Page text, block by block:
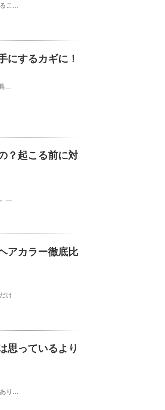
こ...
にするカギに！
...
？起こる前に対
...
アカラー徹底比
け...
思っているより
り...